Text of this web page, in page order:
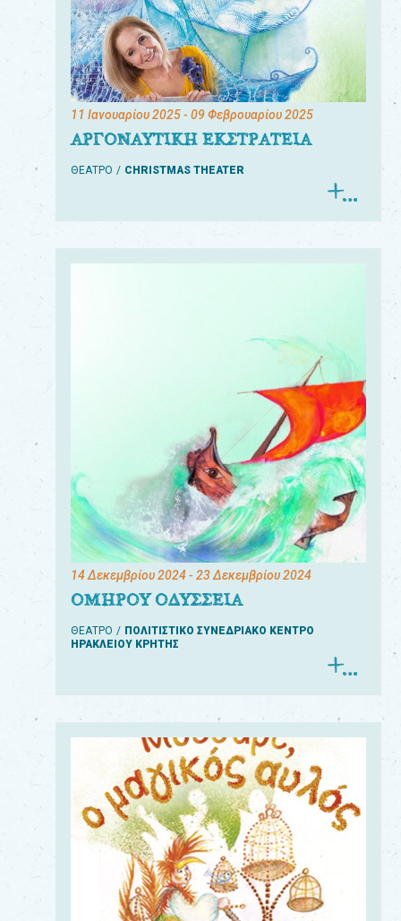
11 Ιανουαρίου 2025- 09 Φεβρουαρίου 2025
ΑΡΓΟΝΑΥΤΙΚΗ ΕΚΣΤΡΑΤΕΙΑ
ΘΕΑΤΡΟ CHRISTMAS THEATER
14 Δεκεμβρίου 2024- 23 Δεκεμβρίου 2024
ΟΜΗΡΟΥ ΟΔΥΣΣΕΙΑ
ΘΕΑΤΡΟ
ΠΟΛΙΤΙΣΤΙΚΟ ΣΥΝΕΔΡΙΑΚΟ ΚΕΝΤΡΟ
ΗΡΑΚΛΕΙΟΥ ΚΡΗΤΗΣ